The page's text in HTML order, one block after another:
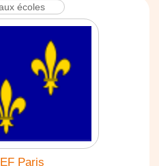
écoles
Paris